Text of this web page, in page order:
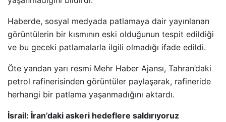
Haberde, sosyal medyada patlamaya dair yayınlanan
görüntülerin bir kısmının eski olduğunun tespit edildiği
ve bu geceki patlamalarla ilgili olmadığı ifade edildi.
Öte yandan yarı resmi Mehr Haber Ajansı, Tahran’daki
petrol rafinerisinden görüntüler paylaşarak, rafineride
herhangi bir patlama yaşanmadığını aktardı.
İsrail: İran’daki askeri hedeflere saldırıyoruz